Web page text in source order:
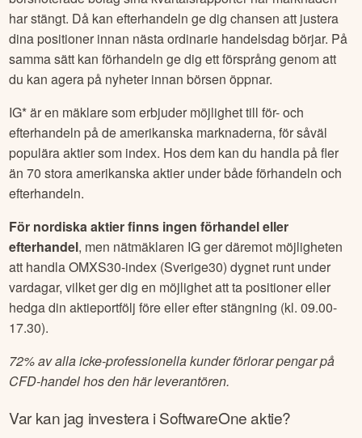
har stängt. Då kan efterhandeln ge dig chansen att justera
dina positioner innan nästa ordinarie handelsdag börjar. På
samma sätt kan förhandeln ge dig ett försprång genom att
du kan agera på nyheter innan börsen öppnar.
IG* är en mäklare som erbjuder möjlighet till för- och
efterhandeln på de amerikanska marknaderna, för såväl
populära aktier som index. Hos dem kan du handla på fler
än 70 stora amerikanska aktier under både förhandeln och
efterhandeln.
För nordiska aktier finns ingen förhandel eller
efterhandel, men nätmäklaren IG ger däremot möjligheten
att handla OMXS30-index (Sverige30) dygnet runt under
vardagar, vilket ger dig en möjlighet att ta positioner eller
hedga din aktieportfölj före eller efter stängning (kl. 09.00-
17.30).
72% av alla icke-professionella kunder förlorar pengar på
CFD-handel hos den här leverantören.
Var kan jag investera iSoftwareOneaktie?